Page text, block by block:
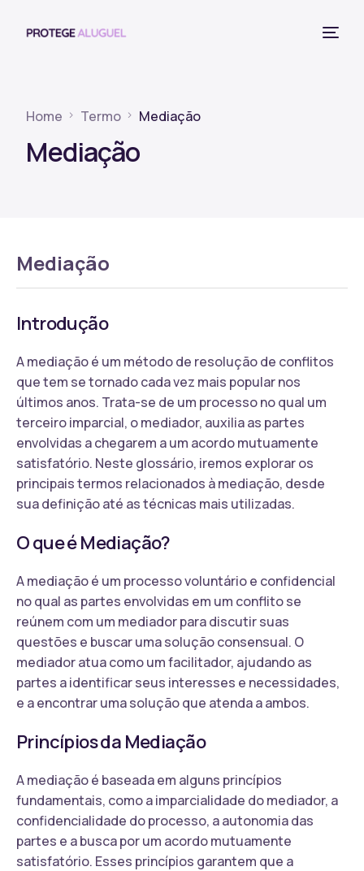
Home Termo Mediação
Mediação
Mediação
Introdução
A mediação é um método de resolução de conflitos
que tem se tornado cada vez mais popular nos
últimos anos. Trata-se de um processo no qual um
terceiro imparcial, o mediador, auxilia as partes
envolvidas a chegarem a um acordo mutuamente
satisfatório. Neste glossário, iremos explorar os
principais termos relacionados à mediação, desde
sua definição até as técnicas mais utilizadas.
O que é Mediação?
A mediação é um processo voluntário e confidencial
no qual as partes envolvidas em um conflito se
reúnem com um mediador para discutir suas
questões e buscar uma solução consensual. O
mediador atua como um facilitador, ajudando as
partes a identificar seus interesses e necessidades,
e a encontrar uma solução que atenda a ambos.
Princípios da Mediação
A mediação é baseada em alguns princípios
fundamentais, como a imparcialidade do mediador, a
confidencialidade do processo, a autonomia das
partes e a busca por um acordo mutuamente
satisfatório. Esses princípios garantem que a